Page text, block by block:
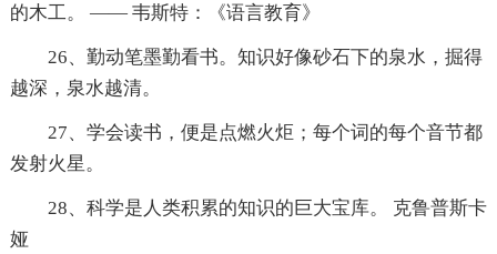
的木工。 —— 韦斯特：《语言教育》
26、勤动笔墨勤看书。知识好像砂石下的泉水，掘得
越深，泉水越清。
27、学会读书，便是点燃火炬；每个词的每个音节都
发射火星。
28、科学是人类积累的知识的巨大宝库。 克鲁普斯卡
娅